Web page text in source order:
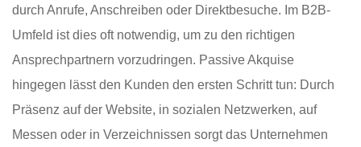
durch Anrufe, Anschreiben oder Direktbesuche. Im B2B-
Umfeld ist dies oft notwendig, um zu den richtigen
Ansprechpartnern vorzudringen. Passive Akquise
hingegen lässt den Kunden den ersten Schritt tun: Durch
Präsenz auf der Website, in sozialen Netzwerken, auf
Messen oder in Verzeichnissen sorgt das Unternehmen